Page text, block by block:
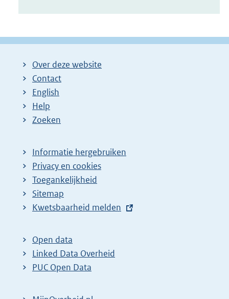
Over deze website
Contact
English
Help
Zoeken
Informatie hergebruiken
Privacy en cookies
Toegankelijkheid
Sitemap
E
t
e
r
Kwetsbaarheid melden
Open data
Linked Data Overheid
PUC Open Data